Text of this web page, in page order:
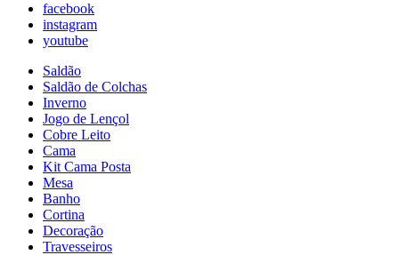
facebook
instagram
youtube
Saldão
Saldão de Colchas
Inverno
Jogo de Lençol
Cobre Leito
Cama
Kit Cama Posta
Mesa
Banho
Cortina
Decoração
Travesseiros